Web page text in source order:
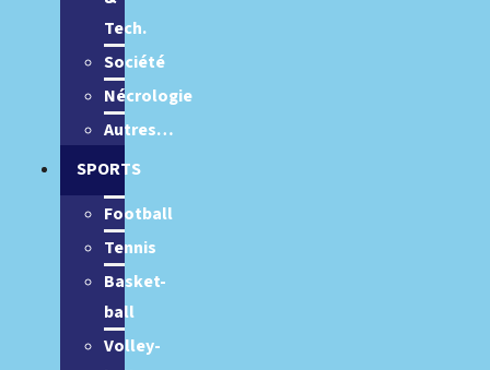
Tech.
Société
Nécrologie
Autres…
SPORTS
Football
Tennis
Basket-
ball
Volley-